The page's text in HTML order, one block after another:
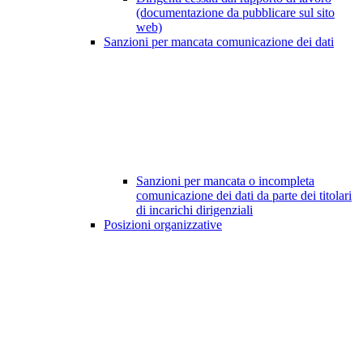
(documentazione da pubblicare sul sito
web)
Sanzioni per mancata comunicazione dei dati
Sanzioni per mancata o incompleta
comunicazione dei dati da parte dei titolari
di incarichi dirigenziali
Posizioni organizzative